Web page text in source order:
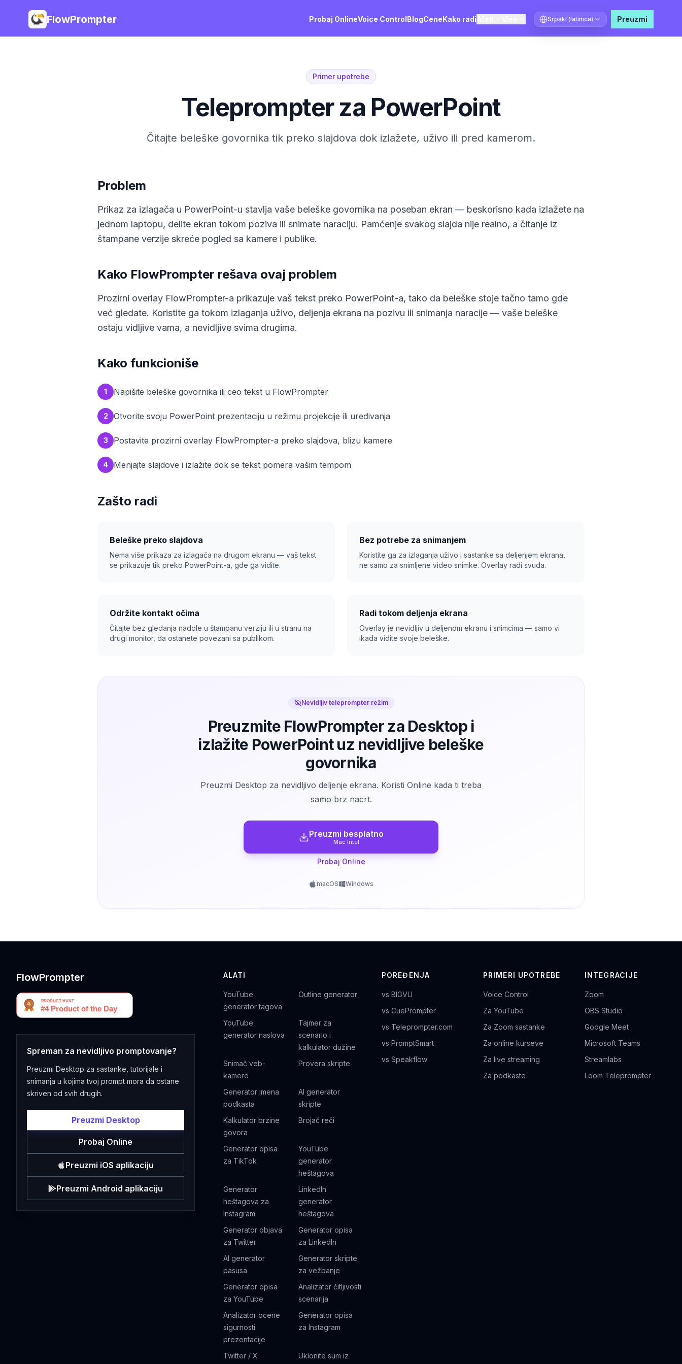
FlowPrompter Probaj OnlineVoice ControlBlogCeneKako radi Izaberi jezik
Srpski (latinica) Preuzmi
Primer upotrebe
Teleprompter za PowerPoint
Čitajte beleške govornika tik preko slajdova dok izlažete, uživo ili pred kamerom.
Problem
Prikaz za izlagača u PowerPoint-u stavlja vaše beleške govornika na poseban ekran — beskorisno kada izlažete na
jednom laptopu, delite ekran tokom poziva ili snimate naraciju. Pamćenje svakog slajda nije realno, a čitanje iz
štampane verzije skreće pogled sa kamere i publike.
Kako FlowPrompter rešava ovaj problem
Prozirni overlay FlowPrompter-a prikazuje vaš tekst preko PowerPoint-a, tako da beleške stoje tačno tamo gde
već gledate. Koristite ga tokom izlaganja uživo, deljenja ekrana na pozivu ili snimanja naracije — vaše beleške
ostaju vidljive vama, a nevidljive svima drugima.
Kako funkcioniše
1 Napišite beleške govornika ili ceo tekst u FlowPrompter
2 Otvorite svoju PowerPoint prezentaciju u režimu projekcije ili uređivanja
3 Postavite prozirni overlay FlowPrompter-a preko slajdova, blizu kamere
4 Menjajte slajdove i izlažite dok se tekst pomera vašim tempom
Zašto radi
Beleške preko slajdova
Nema više prikaza za izlagača na drugom ekranu — vaš tekst
se prikazuje tik preko PowerPoint-a, gde ga vidite.
Bez potrebe za snimanjem
Koristite ga za izlaganja uživo i sastanke sa deljenjem ekrana,
ne samo za snimljene video snimke. Overlay radi svuda.
Održite kontakt očima
Čitajte bez gledanja nadole u štampanu verziju ili u stranu na
drugi monitor, da ostanete povezani sa publikom.
Radi tokom deljenja ekrana
Overlay je nevidljiv u deljenom ekranu i snimcima — samo vi
ikada vidite svoje beleške.
Nevidljiv teleprompter režim
Preuzmite FlowPrompter za Desktop i
izlažite PowerPoint uz nevidljive beleške
govornika
Preuzmi Desktop za nevidljivo deljenje ekrana. Koristi Online kada ti treba
samo brz nacrt.
Preuzmi besplatno
Mac Intel
Probaj Online
macOS Windows
FlowPrompter
Spreman za nevidljivo promptovanje?
Preuzmi Desktop za sastanke, tutorijale i
snimanja u kojima tvoj prompt mora da ostane
skriven od svih drugih.
Preuzmi Desktop
Probaj Online
Preuzmi iOS aplikaciju
Preuzmi Android aplikaciju
ALATI
YouTube
generator tagova
Outline generator
YouTube
generator naslova
Tajmer za
scenario i
kalkulator dužine
Snimač veb-
kamere
Provera skripte
Generator imena
podkasta
AI generator
skripte
Kalkulator brzine
govora
Brojač reči
Generator opisa
za TikTok
YouTube
generator
heštagova
Generator
heštagova za
Instagram
LinkedIn
generator
heštagova
Generator objava
za Twitter
Generator opisa
za LinkedIn
AI generator
pasusa
Generator skripte
za vežbanje
Generator opisa
za YouTube
Analizator čitljivosti
scenarija
Analizator ocene
sigurnosti
prezentacije
Generator opisa
za Instagram
Twitter / X
Uklonite sum iz
POREĐENJA
vs BIGVU
vs CuePrompter
vs Teleprompter.com
vs PromptSmart
vs Speakflow
PRIMERI UPOTREBE
Voice Control
Za YouTube
Za Zoom sastanke
Za online kurseve
Za live streaming
Za podkaste
INTEGRACIJE
Zoom
OBS Studio
Google Meet
Microsoft Teams
Streamlabs
Loom Teleprompter